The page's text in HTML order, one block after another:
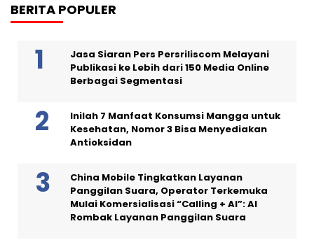
BERITA POPULER
Jasa Siaran Pers Persriliscom Melayani
Publikasi ke Lebih dari 150 Media Online
Berbagai Segmentasi
Inilah 7 Manfaat Konsumsi Mangga untuk
Kesehatan, Nomor 3 Bisa Menyediakan
Antioksidan
China Mobile Tingkatkan Layanan
Panggilan Suara, Operator Terkemuka
Mulai Komersialisasi “Calling + AI”: AI
Rombak Layanan Panggilan Suara